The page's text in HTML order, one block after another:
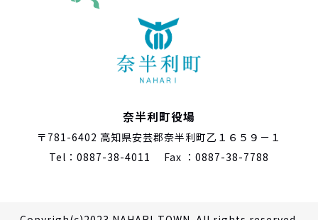
奈半利町役場
〒781-6402 高知県安芸郡奈半利町乙１６５９－１
Tel：0887-38-4011 Fax ：0887-38-7788